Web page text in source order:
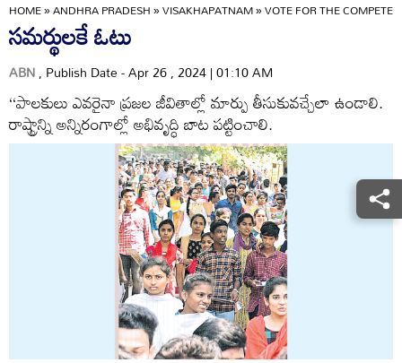
HOME»ANDHRA PRADESH»VISAKHAPATNAM»VOTE FOR THE
సమర్థులకే ఓటు
ABN, Publish Date - Apr 26 , 2024 | 01:10 AM
‘‘పాలకులు ఎవరైనా ప్రజల జీవితాల్లో మార్పు తీసుకువచ్చేలా ఉండాలి.
రాష్ట్రాన్ని అన్నిరంగాల్లో అభివృద్ధి బాట పట్టించాలి.